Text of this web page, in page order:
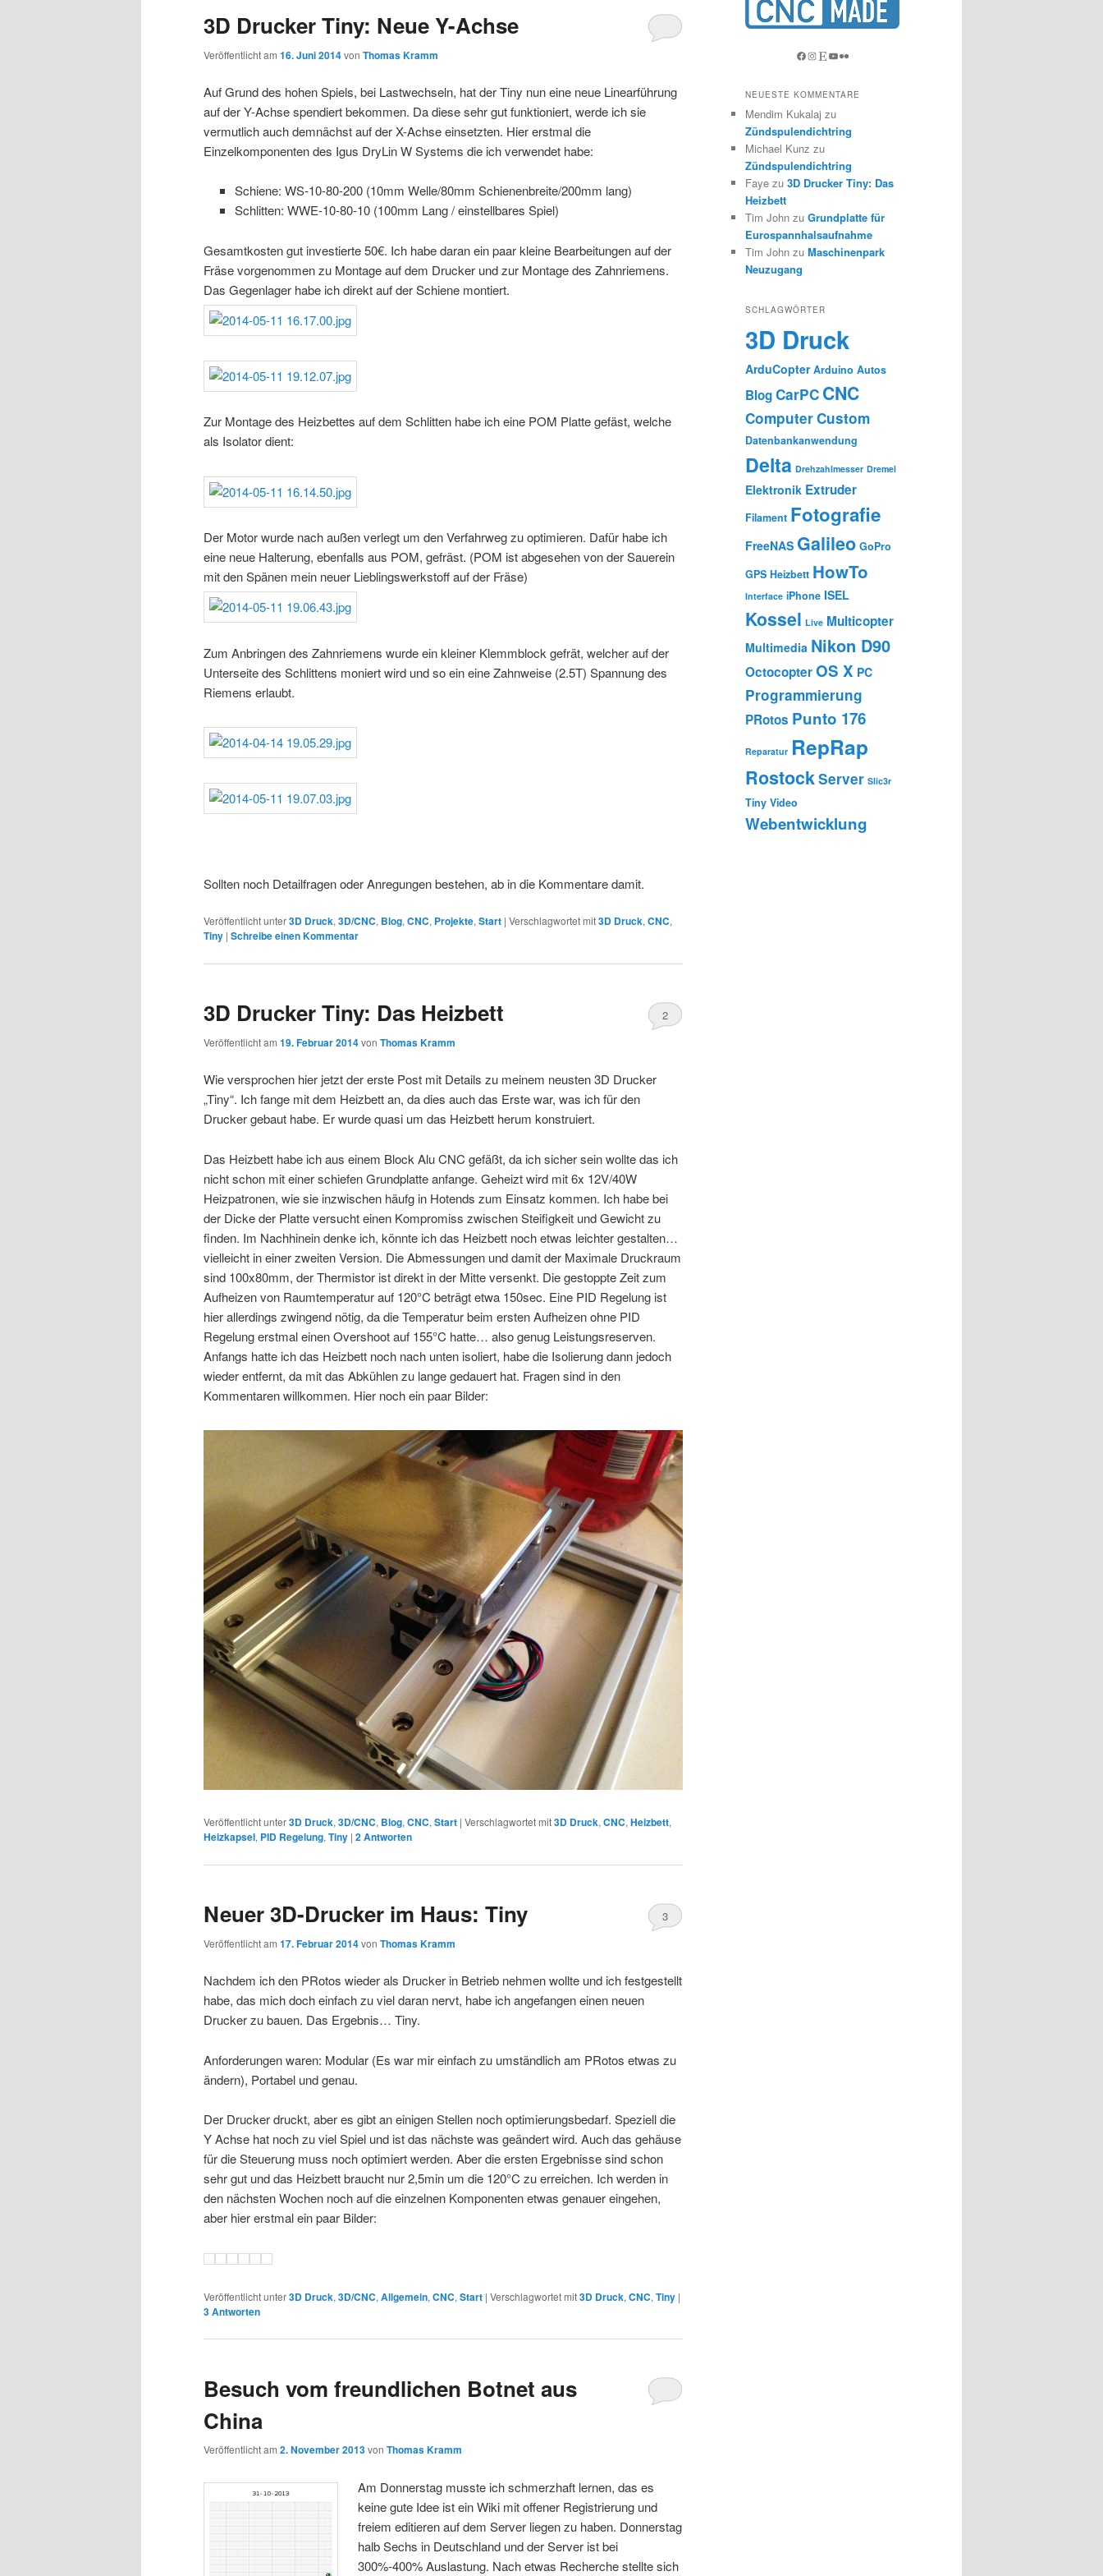
3D Drucker Tiny: Neue Y-Achse
Veröffentlicht am 16. Juni 2014von Thomas Kramm
Auf Grund des hohen Spiels, bei Lastwechseln, hat der Tiny nun eine neue Linearführung
auf der Y-Achse spendiert bekommen. Da diese sehr gut funktioniert, werde ich sie
vermutlich auch demnächst auf der X-Achse einsetzten. Hier erstmal die
Einzelkomponenten des Igus DryLin W Systems die ich verwendet habe:
Schiene: WS-10-80-200 (10mm Welle/80mm Schienenbreite/200mm lang)
Schlitten: WWE-10-80-10 (100mm Lang / einstellbares Spiel)
Gesamtkosten gut investierte 50€. Ich habe daran ein paar kleine Bearbeitungen auf der
Fräse vorgenommen zu Montage auf dem Drucker und zur Montage des Zahnriemens.
Das Gegenlager habe ich direkt auf der Schiene montiert.
Zur Montage des Heizbettes auf dem Schlitten habe ich eine POM Platte gefäst, welche
als Isolator dient:
Der Motor wurde nach außen verlegt um den Verfahrweg zu optimieren. Dafür habe ich
eine neue Halterung, ebenfalls aus POM, gefräst. (POM ist abgesehen von der Sauerein
mit den Spänen mein neuer Lieblingswerkstoff auf der Fräse)
Zum Anbringen des Zahnriemens wurde ein kleiner Klemmblock gefrät, welcher auf der
Unterseite des Schlittens moniert wird und so ein eine Zahnweise (2.5T) Spannung des
Riemens erlaubt.
Sollten noch Detailfragen oder Anregungen bestehen, ab in die Kommentare damit.
Veröffentlicht unter3D Druck,3D/CNC, Blog,CNC, Projekte,Start | Verschlagwortet mit3D Druck,CNC,
Tiny | Schreibe einen Kommentar
3D Drucker Tiny: Das Heizbett
Veröffentlicht am 19. Februar 2014von Thomas Kramm
2
Wie versprochen hier jetzt der erste Post mit Details zu meinem neusten 3D Drucker
„Tiny“. Ich fange mit dem Heizbett an, da dies auch das Erste war, was ich für den
Drucker gebaut habe. Er wurde quasi um das Heizbett herum konstruiert.
Das Heizbett habe ich aus einem Block Alu CNC gefäßt, da ich sicher sein wollte das ich
nicht schon mit einer schiefen Grundplatte anfange. Geheizt wird mit 6x 12V/40W
Heizpatronen, wie sie inzwischen häufg in Hotends zum Einsatz kommen. Ich habe bei
der Dicke der Platte versucht einen Kompromiss zwischen Steifigkeit und Gewicht zu
finden. Im Nachhinein denke ich, könnte ich das Heizbett noch etwas leichter gestalten…
vielleicht in einer zweiten Version. Die Abmessungen und damit der Maximale Druckraum
sind 100x80mm, der Thermistor ist direkt in der Mitte versenkt. Die gestoppte Zeit zum
Aufheizen von Raumtemperatur auf 120°C beträgt etwa 150sec. Eine PID Regelung ist
hier allerdings zwingend nötig, da die Temperatur beim ersten Aufheizen ohne PID
Regelung erstmal einen Overshoot auf 155°C hatte… also genug Leistungsreserven.
Anfangs hatte ich das Heizbett noch nach unten isoliert, habe die Isolierung dann jedoch
wieder entfernt, da mit das Abkühlen zu lange gedauert hat. Fragen sind in den
Kommentaren willkommen. Hier noch ein paar Bilder:
Veröffentlicht unter3D Druck,3D/CNC, Blog,CNC,Start | Verschlagwortet mit3D Druck,CNC,Heizbett,
Heizkapsel, PID Regelung,Tiny | 2Antworten
Neuer 3D-Drucker im Haus: Tiny
Veröffentlicht am 17. Februar 2014von Thomas Kramm
3
Nachdem ich den PRotos wieder als Drucker in Betrieb nehmen wollte und ich festgestellt
habe, das mich doch einfach zu viel daran nervt, habe ich angefangen einen neuen
Drucker zu bauen. Das Ergebnis… Tiny.
Anforderungen waren: Modular (Es war mir einfach zu umständlich am PRotos etwas zu
ändern), Portabel und genau.
Der Drucker druckt, aber es gibt an einigen Stellen noch optimierungsbedarf. Speziell die
Y Achse hat noch zu viel Spiel und ist das nächste was geändert wird. Auch das gehäuse
für die Steuerung muss noch optimiert werden. Aber die ersten Ergebnisse sind schon
sehr gut und das Heizbett braucht nur 2,5min um die 120°C zu erreichen. Ich werden in
den nächsten Wochen noch auf die einzelnen Komponenten etwas genauer eingehen,
aber hier erstmal ein paar Bilder:
Veröffentlicht unter3D Druck, 3D/CNC, Allgemein, CNC, Start | Verschlagwortet mit3D Druck, CNC, Tiny |
3Antworten
Besuch vom freundlichen Botnet aus
China
Veröffentlicht am 2. November 2013von Thomas Kramm
Am Donnerstag musste ich schmerzhaft lernen, das es
keine gute Idee ist ein Wiki mit offener Registrierung und
freiem editieren auf dem Server liegen zu haben. Donnerstag
halb Sechs in Deutschland und der Server ist bei
300%-400% Auslastung. Nach etwas Recherche stellte sich
Facebook
Instagram
EtsyYouTube
Flickr
NEUESTE KOMMENTARE
Mendim Kukalaj zu
Zündspulendichtring
Michael Kunz zu
Zündspulendichtring
Faye zu 3D Drucker Tiny: Das
Heizbett
Tim John zu Grundplatte für
Eurospannhalsaufnahme
Tim John zu Maschinenpark
Neuzugang
SCHLAGWÖRTER
3D Druck
ArduCopter Arduino Autos
BlogCarPC CNC
ComputerCustom
Datenbankanwendung
Delta Drehzahlmesser Dremel
Elektronik Extruder
Filament Fotografie
FreeNAS Galileo GoPro
GPS Heizbett HowTo
Interface iPhone ISEL
Kossel Live Multicopter
Multimedia Nikon D90
OctocopterOS X PC
Programmierung
PRotos Punto 176
Reparatur RepRap
RostockServer Slic3r
Tiny Video
Webentwicklung